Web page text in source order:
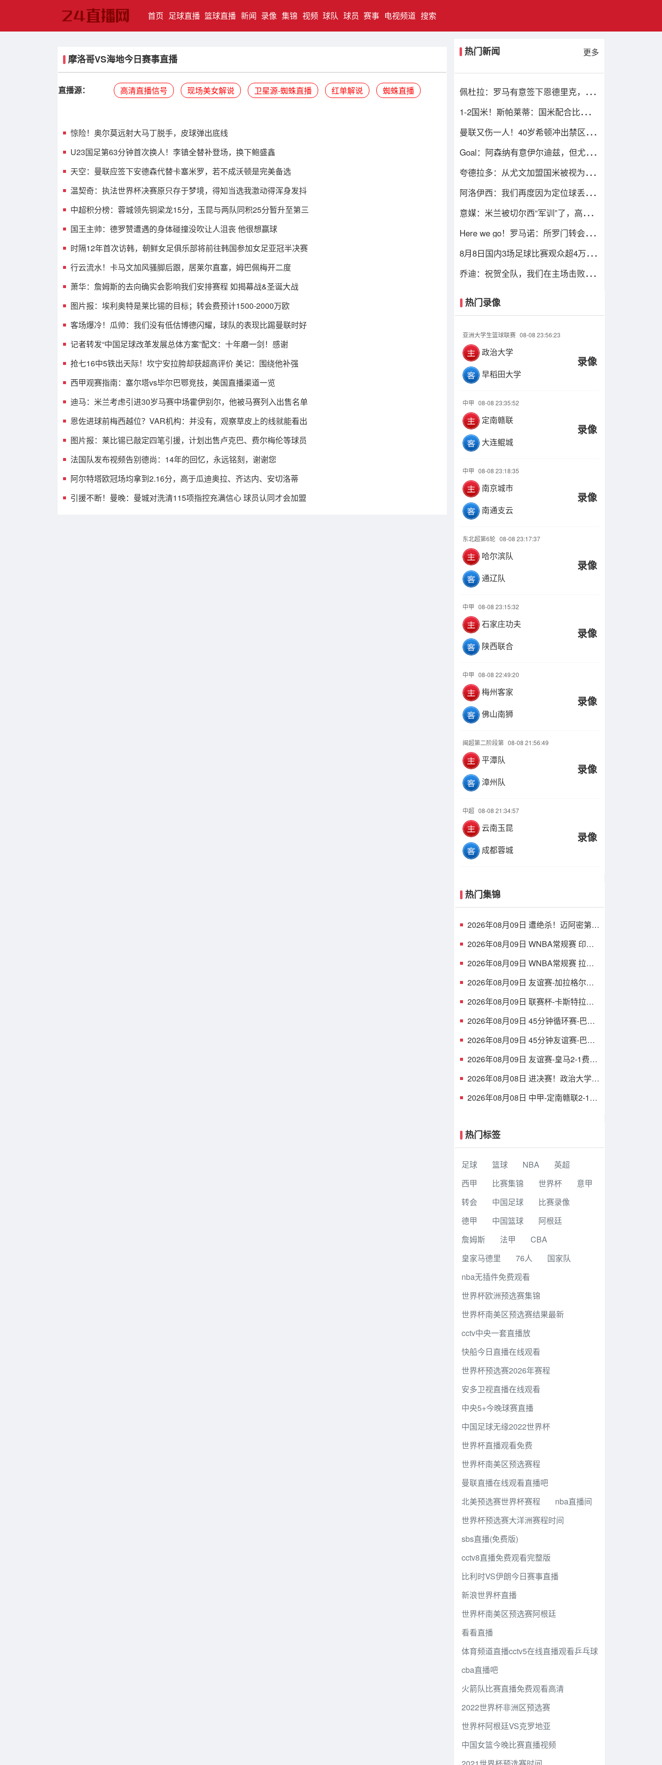
首页 (current)
足球直播 篮球直播 新闻 录像 集锦 视频 球队 球员 赛事 电视频道 搜索
摩洛哥VS海地今日赛事直播
直播源： 高清直播信号 现场美女解说 卫星源-蜘蛛直播 红单解说 蜘蛛直播
惊险！奥尔莫远射大马丁脱手，皮球弹出底线
U23国足第63分钟首次换人！李镇全替补登场，换下鲍盛鑫
天空：曼联应签下安德森代替卡塞米罗，若不成沃顿是完美备选
温契奇：执法世界杯决赛原只存于梦境，得知当选我激动得浑身发抖
中超积分榜：蓉城领先铜梁龙15分，玉昆与两队同积25分暂升至第三
国王主帅：德罗赞遭遇的身体碰撞没吹让人沮丧 他很想赢球
时隔12年首次访韩，朝鲜女足俱乐部将前往韩国参加女足亚冠半决赛
行云流水！卡马文加风骚脚后跟，居莱尔直塞，姆巴佩梅开二度
萧华：詹姆斯的去向确实会影响我们安排赛程 如揭幕战&圣诞大战
图片报：埃利奥特是莱比锡的目标；转会费预计1500-2000万欧
客场爆冷！瓜帅：我们没有低估博德闪耀，球队的表现比踢曼联时好
记者转发“中国足球改革发展总体方案”配文：十年磨一剑！感谢
抢七16中5铁出天际！坎宁安拉胯却获超高评价 美记：围绕他补强
西甲观赛指南：塞尔塔vs毕尔巴鄂竞技，美国直播渠道一览
迪马：米兰考虑引进30岁马赛中场霍伊别尔，他被马赛列入出售名单
恩佐进球前梅西越位？VAR机构：并没有，观察草皮上的线就能看出
图片报：莱比锡已敲定四笔引援，计划出售卢克巴、费尔梅伦等球员
法国队发布视频告别德尚：14年的回忆，永远铭刻，谢谢您
阿尔特塔欧冠场均拿到2.16分，高于瓜迪奥拉、齐达内、安切洛蒂
引援不断！曼晚：曼城对洗清115项指控充满信心 球员认同才会加盟
热门新闻 更多
佩杜拉：罗马有意签下恩德里克，一
1-2国米！斯帕莱蒂：国米配合比我们
曼联又伤一人！40岁希顿冲出禁区解
Goal：阿森纳有意伊尔迪兹，但尤文
夸德拉多：从尤文加盟国米被视为背
阿洛伊西：我们再度因为定位球丢
意媒：米兰被切尔西“军训”了，高层
Here we go！罗马诺：所罗门转会西
8月8日国内3场足球比赛观众超4万，
乔迪：祝贺全队，我们在主场击败了
热门录像
亚洲大学生篮球联赛 08-08 23:56:23
政治大学
早稻田大学
录像
中甲 08-08 23:35:52
定南赣联
大连鲲城
录像
中甲 08-08 23:18:35
南京城市
南通支云
录像
东北超第6轮 08-08 23:17:37
哈尔滨队
通辽队
录像
中甲 08-08 23:15:32
石家庄功夫
陕西联合
录像
中甲 08-08 22:49:20
梅州客家
佛山南狮
录像
闽超第二阶段第 08-08 21:56:49
平潭队
漳州队
录像
中超 08-08 21:34:57
云南玉昆
成都蓉城
录像
热门集锦
2026年08月09日 遭绝杀！迈阿密第
示梅西球衣
2026年08月09日 WNBA常规赛 印第
锦
2026年08月09日 WNBA常规赛 拉斯
场集锦
2026年08月09日 友谊赛-加拉格尔进
2026年08月09日 联赛杯-卡斯特拉诺
2026年08月09日 45分钟循环赛-巴萨
杀
2026年08月09日 45分钟友谊赛-巴萨
一次中柱
2026年08月09日 友谊赛-皇马2-1费伦
韦德助攻
2026年08月08日 进决赛！政治大学力
22+15+7
2026年08月08日 中甲-定南赣联2-1大
热门标签
足球 篮球 NBA
英超
西甲
比赛集锦 世界杯
意甲
转会
中国足球
比赛录像
德甲
中国篮球
阿根廷
詹姆斯
法甲
CBA
皇家马德里
76人
国家队
nba无插件免费观看
世界杯欧洲预选赛集锦
世界杯南美区预选赛结果最新
cctv中央一套直播放
快船今日直播在线观看
世界杯预选赛2026年赛程
安多卫视直播在线观看
中央5+今晚球赛直播
中国足球无缘2022世界杯
世界杯直播观看免费
世界杯南美区预选赛程
曼联直播在线观看直播吧
北美预选赛世界杯赛程
nba直播间
世界杯预选赛大洋洲赛程时间
sbs直播(免费版)
cctv8直播免费观看完整版
比利时VS伊朗今日赛事直播
新浪世界杯直播
世界杯南美区预选赛阿根廷
看看直播
体育频道直播cctv5在线直播观看乒乓球
cba直播吧
火箭队比赛直播免费观看高清
2022世界杯非洲区预选赛
世界杯阿根廷VS克罗地亚
中国女篮今晚比赛直播视频